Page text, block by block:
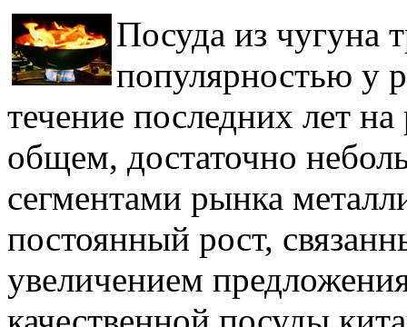
Посуда из чугуна
популярностью у
течение последних лет
общем, достаточно
сегментами рынка
постоянный рост,
увеличением